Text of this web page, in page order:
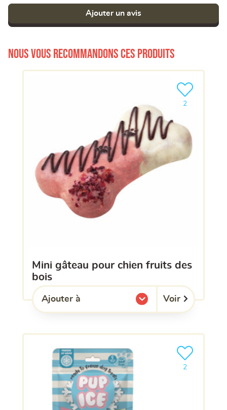
Ajouter un avis
Nous vous recommandons ces produits
mini gâteau pour chien fruits des
bois
2
Ajouter le
Ajouter à
l'une de mes listes. Voir
2
Ajouter le